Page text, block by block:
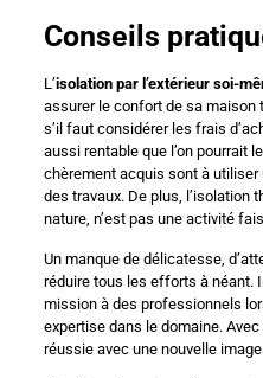
Conseils
L’isolation par l’extérieur soi-
assurer le confort de sa maison
s’il faut considérer les frais
aussi rentable que l’on pourrait
chèrement acquis sont à
des travaux. De plus, l’isolation
nature, n’est pas une activité
Un manque de délicatesse,
réduire tous les efforts à néant.
mission à des professionnels
expertise dans le domaine.
réussie avec une nouvelle